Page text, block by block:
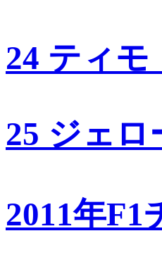
24 ティ
25 ジェ
2011年F1